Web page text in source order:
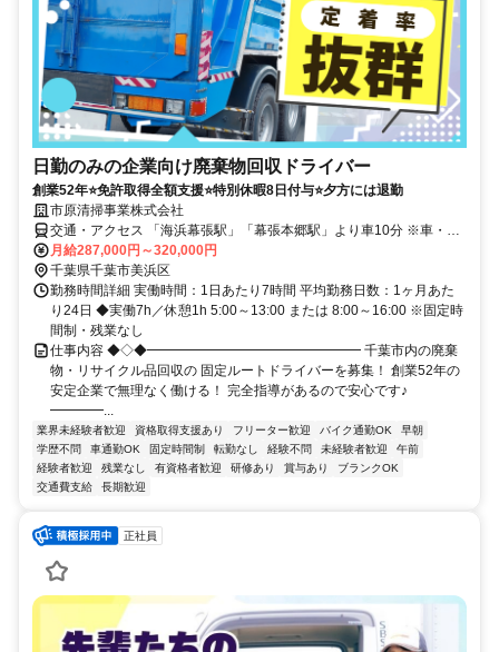
日勤のみの企業向け廃棄物回収ドライバー
創業52年⭐免許取得全額支援⭐特別休暇8日付与⭐夕方には退勤
市原清掃事業株式会社
交通・アクセス 「海浜幕張駅」「幕張本郷駅」より車10分 ※車・バ
イク通勤OK ※千葉運転免許センター・浜田公園よりスグ
月給287,000円～320,000円
千葉県千葉市美浜区
勤務時間詳細 実働時間：1日あたり7時間 平均勤務日数：1ヶ月あた
り24日 ◆実働7h／休憩1h 5:00～13:00 または 8:00～16:00 ※固定時
間制・残業なし
仕事内容 ◆◇◆━━━━━━━━━━━━━━━━ 千葉市内の廃棄
物・リサイクル品回収の 固定ルートドライバーを募集！ 創業52年の
安定企業で無理なく働ける！ 完全指導があるので安心です♪
━━━━...
業界未経験者歓迎 資格取得支援あり フリーター歓迎 バイク通勤OK
早朝
学歴不問
車通勤OK 固定時間制 転勤なし 経験不問 未経験者歓迎
午前
経験者歓迎
残業なし 有資格者歓迎 研修あり 賞与あり
ブランクOK
交通費支給
長期歓迎
正社員